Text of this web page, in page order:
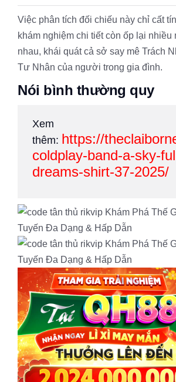
Việc phân tích đối chiếu này chỉ cất
khám nghiệm chi tiết còn ốp lại nhiều
nhau, khái quát cả sở say mê Trách
Tư Nhân của người trong gia đình.
Nói bình thường quy
Xem
thêm: https://
coldplay-band-a-sky-
dreams-shirt-37-2025/